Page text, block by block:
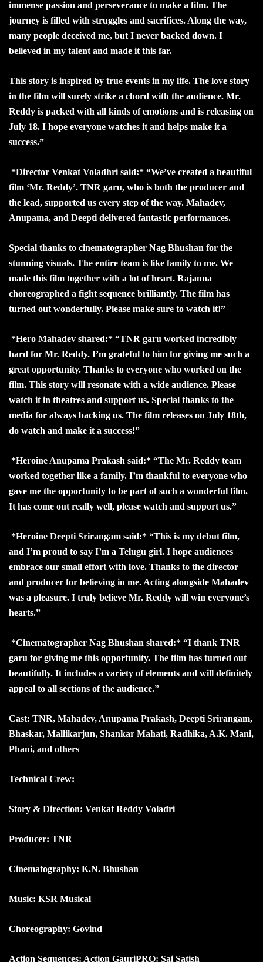
immense passion and perseverance to make a film. The
journey is filled with struggles and sacrifices. Along the way,
many people deceived me, but I never backed down. I
believed in my talent and made it this far.
This story is inspired by true events in my life. The love story
in the film will surely strike a chord with the audience. Mr.
Reddy is packed with all kinds of emotions and is releasing on
July 18. I hope everyone watches it and helps make it a
success.”
*Director Venkat Voladhri said:* “We’ve created a beautiful
film ‘Mr. Reddy’. TNR garu, who is both the producer and
the lead, supported us every step of the way. Mahadev,
Anupama, and Deepti delivered fantastic performances.
Special thanks to cinematographer Nag Bhushan for the
stunning visuals. The entire team is like family to me. We
made this film together with a lot of heart. Rajanna
choreographed a fight sequence brilliantly. The film has
turned out wonderfully. Please make sure to watch it!”
*Hero Mahadev shared:* “TNR garu worked incredibly
hard for Mr. Reddy. I’m grateful to him for giving me such a
great opportunity. Thanks to everyone who worked on the
film. This story will resonate with a wide audience. Please
watch it in theatres and support us. Special thanks to the
media for always backing us. The film releases on July 18th,
do watch and make it a success!”
*Heroine Anupama Prakash said:* “The Mr. Reddy team
worked together like a family. I’m thankful to everyone who
gave me the opportunity to be part of such a wonderful film.
It has come out really well, please watch and support us.”
*Heroine Deepti Srirangam said:* “This is my debut film,
and I’m proud to say I’m a Telugu girl. I hope audiences
embrace our small effort with love. Thanks to the director
and producer for believing in me. Acting alongside Mahadev
was a pleasure. I truly believe Mr. Reddy will win everyone’s
hearts.”
*Cinematographer Nag Bhushan shared:* “I thank TNR
garu for giving me this opportunity. The film has turned out
beautifully. It includes a variety of elements and will definitely
appeal to all sections of the audience.”
Cast: TNR, Mahadev, Anupama Prakash, Deepti Srirangam,
Bhaskar, Mallikarjun, Shankar Mahati, Radhika, A.K. Mani,
Phani, and others
Technical Crew:
Story & Direction: Venkat Reddy Voladri
Producer: TNR
Cinematography: K.N. Bhushan
Music: KSR Musical
Choreography: Govind
Action Sequences: Action GauriPRO: Sai Satish